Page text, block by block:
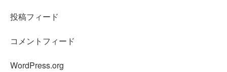
投稿フィード
コメントフィード
WordPress.org